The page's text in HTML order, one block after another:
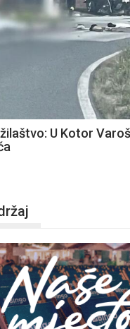
U Kotor